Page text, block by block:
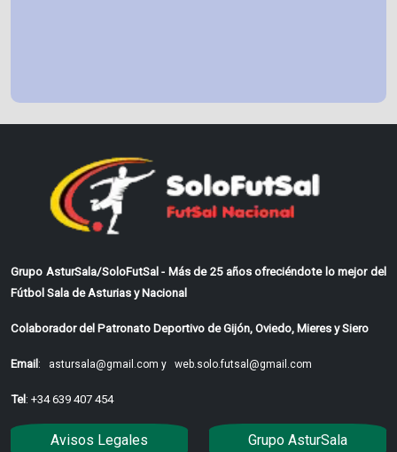
Grupo AsturSala/SoloFutSal - Más de 25 años ofreciéndote lo mejor del
Fútbol Sala de Asturias y Nacional
Colaborador del Patronato Deportivo de Gijón, Oviedo, Mieres y Siero
Email: astursala@gmail.com y web.solo.futsal@gmail.com
Tel: +34 639 407 454
Avisos Legales Grupo AsturSala